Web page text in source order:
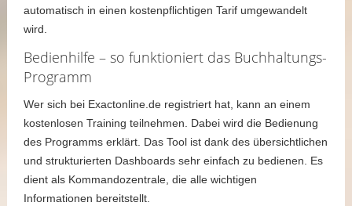
automatisch in einen kostenpflichtigen Tarif umgewandelt
wird.
Bedienhilfe – so funktioniert das Buchhaltungs-
Programm
Wer sich bei Exactonline.de registriert hat, kann an einem
kostenlosen Training teilnehmen. Dabei wird die Bedienung
des Programms erklärt. Das Tool ist dank des übersichtlichen
und strukturierten Dashboards sehr einfach zu bedienen. Es
dient als Kommandozentrale, die alle wichtigen
Informationen bereitstellt.